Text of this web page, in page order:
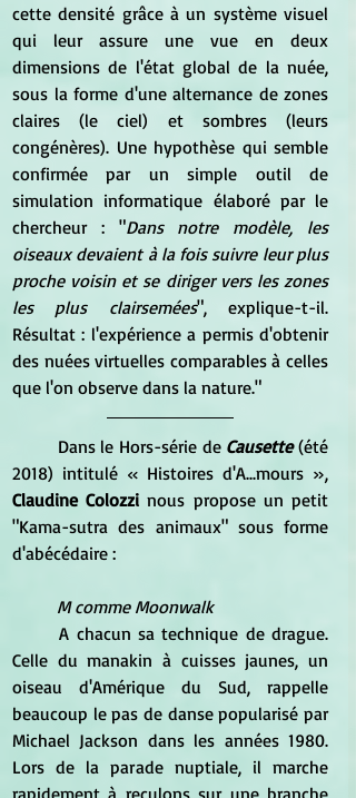
cette densité grâce à un système visuel
qui leur assure une vue en deux
dimensions de l'état global de la nuée,
sous la forme d'une alternance de zones
claires (le ciel) et sombres (leurs
congénères). Une hypothèse qui semble
confirmée par un simple outil de
simulation informatique élaboré par le
chercheur : "Dans notre modèle, les
oiseaux devaient à la fois suivre leur plus
proche voisin et se diriger vers les zones
les plus clairsemées", explique-t-il.
Résultat : l'expérience a permis d'obtenir
des nuées virtuelles comparables à celles
que l'on observe dans la nature."
	Dans le Hors-série de
Causette (été
Claudine Colozzi nous propose un petit
"Kama-sutra des animaux" sous forme
d'abécédaire :
M comme Moonwalk
	A chacun sa technique de drague.
Celle du manakin à cuisses jaunes, un
oiseau d'Amérique du Sud, rappelle
beaucoup le pas de danse popularisé par
Michael Jackson dans les années 1980.
Lors de la parade nuptiale, il marche
rapidement à reculons sur une branche